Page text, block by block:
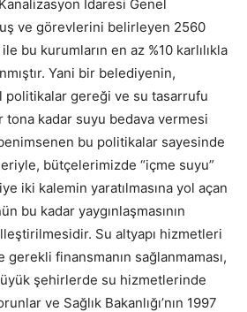
İdaresi Genel
ve görevlerini belirleyen 2560
bu kurumların en az %10 karlılıkla
Yani bir belediyenin,
politikalar gereği ve su tasarrufu
tona kadar suyu bedava vermesi
bu politikalar sayesinde
bütçelerimizde “içme suyu”
iki kalemin yaratılmasına yol açan
bu kadar yaygınlaşmasının
Su altyapı hizmetleri
finansmanın sağlanmaması,
şehirlerde su hizmetlerinde
ve Sağlık Bakanlığı’nın 1997